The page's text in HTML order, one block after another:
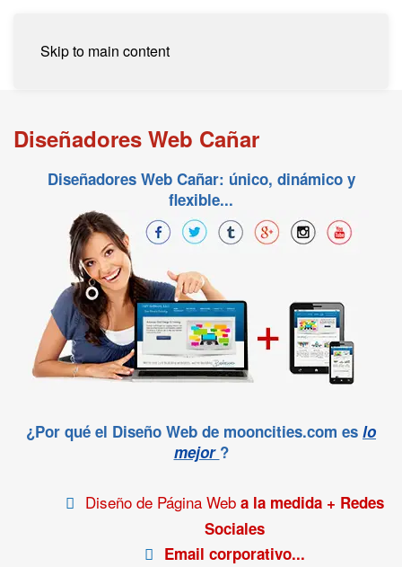
Skip to main content
Diseñadores Web Cañar
Diseñadores Web Cañar: único, dinámico y
flexible...
¿Por qué el Diseño Web de mooncities.com es lo
mejor ?
Diseño de Página Web a la medida + Redes
Sociales
Email corporativo...